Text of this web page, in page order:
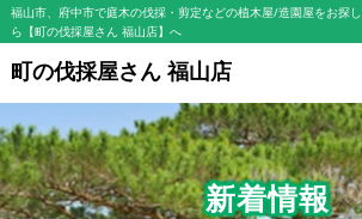
福山市、府中市で庭木の伐採・剪定などの植木屋/造園屋をお探
ら【町の伐採屋さん 福山店】へ
町の伐採屋さん 福山店
新着情報